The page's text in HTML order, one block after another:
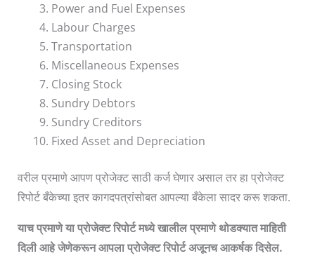
Power and Fuel Expenses
Labour Charges
Transportation
Miscellaneous Expenses
Closing Stock
Sundry Debtors
Sundry Creditors
Fixed Asset and Depreciation
वरील प्रमाणे आपण प्रोजेक्ट साठी कर्ज घेणार असाल तर हा प्रोजेक्ट
रिपोर्ट बँकेच्या इतर कागदपत्रांसोबत आपल्या बँकेला सादर करू शकता.
याचप्रमाणेयाप्रोजेक्टरिपोर्टमध्येखालीलप्रमाणेथोडक्यातमाहिती
दिलीआहेजेणेकरूनआपलाप्रोजेक्टरिपोर्टअजूनचआकर्षकदिसेल.